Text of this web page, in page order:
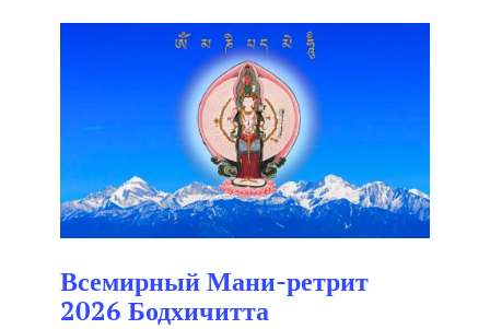
Всемирный Мани-ретрит
2026 Бодхичитта